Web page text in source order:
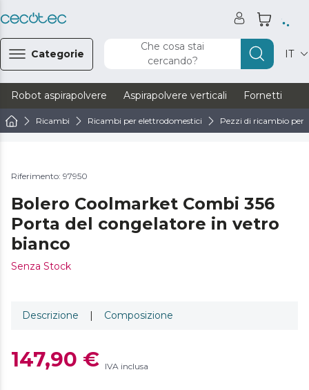
Categorie
Che cosa stai
cercando?
IT
Robot aspirapolvere Aspirapolvere verticali Fornetti
Ricambi Ricambi per elettrodomestici Pezzi di ricambio per
Riferimento: 97950
Bolero Coolmarket Combi 356
Porta del congelatore in vetro
bianco
Senza Stock
Descrizione | Composizione
147,90 € IVA inclusa